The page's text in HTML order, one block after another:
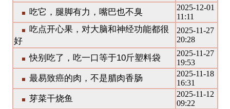
吃它，腿脚有力，嘴巴也不臭
2025-12-01
11:11
吃点开心果，对大脑和神经功能都很
好
2025-11-27
20:28
快别吃了，吃一口等于10斤塑料袋
2025-11-27
19:53
最易致癌的肉，不是腊肉香肠
2025-11-18
16:31
芽菜干烧鱼
2025-11-12
09:22